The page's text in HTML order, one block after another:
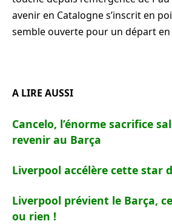
avenir en Catalogne s’inscrit en
semble ouverte pour un départ en
A LIRE AUSSI
Cancelo, l’énorme sacrifice
revenir au Barça
Liverpool accélère cette star
Liverpool prévient le Barça,
ou rien !